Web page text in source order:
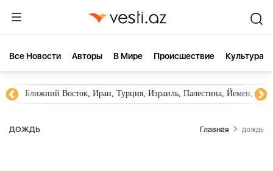
Все Новости Aвторы В Мире Происшествие Культура
Новости Азербайджана Южный Кавказ, Грузия,
ДОЖДЬ Главная дождь